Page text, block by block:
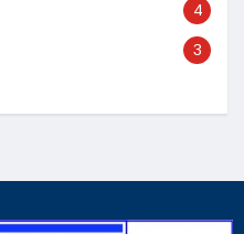
4
3